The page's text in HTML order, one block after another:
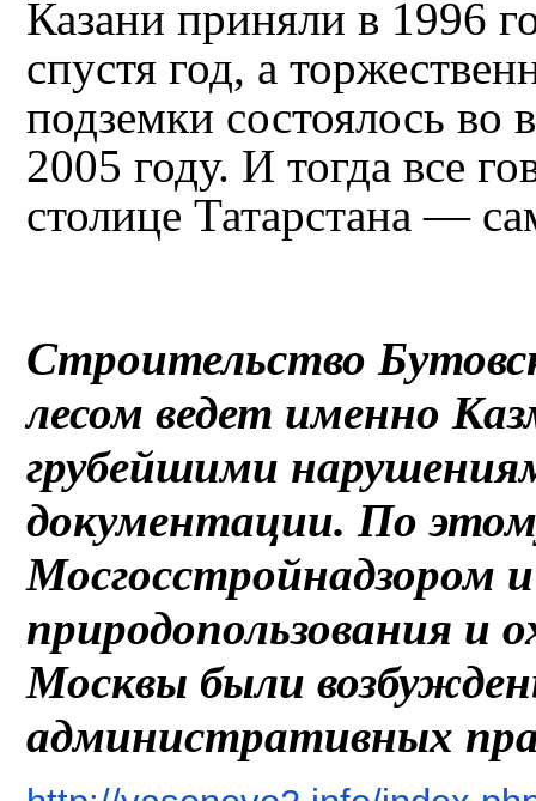
Казани приняли в 1996
спустя год, а
подземки состоялось во
2005 году. И тогда все
столице Татарстана —
Cтроительство
лесом ведет именно
грубейшими
документации. По
Мосгосстройнадзором
природопользования и
Москвы были
административных